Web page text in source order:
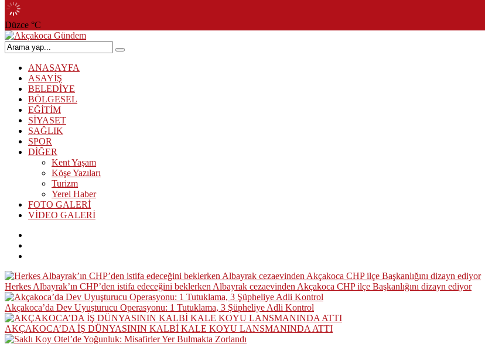
Düzce °C
ANASAYFA
ASAYİŞ
BELEDİYE
BÖLGESEL
EĞİTİM
SİYASET
SAĞLIK
SPOR
DİĞER
Kent Yaşam
Köşe Yazıları
Turizm
Yerel Haber
FOTO GALERİ
VİDEO GALERİ
Herkes Albayrak’ın CHP’den istifa edeceğini beklerken Albayrak cezaevinden Akçakoca CHP ilçe Başkanlığını dizayn ediyor
Akçakoca’da Dev Uyuşturucu Operasyonu: 1 Tutuklama, 3 Şüpheliye Adli Kontrol
AKÇAKOCA’DA İŞ DÜNYASININ KALBİ KALE KOYU LANSMANINDA ATTI